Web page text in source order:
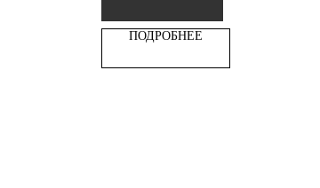
ПОДРОБНЕЕ